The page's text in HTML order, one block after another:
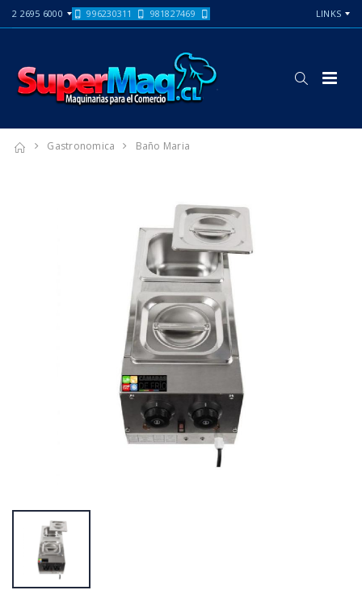
2 2695 6000 996230311 981827469 LINKS
Gastronomica Baño Maria